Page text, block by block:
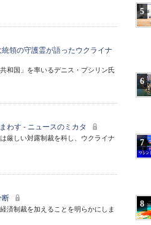
領の守護霊が語ったウクライナ
和国」を率いるデニス・プシリン氏
わす - ニュースのミカタ
厳しい対露制裁を科し、ウクライナ
断
済制裁を加えることを明らかにしま
5
6
7
8